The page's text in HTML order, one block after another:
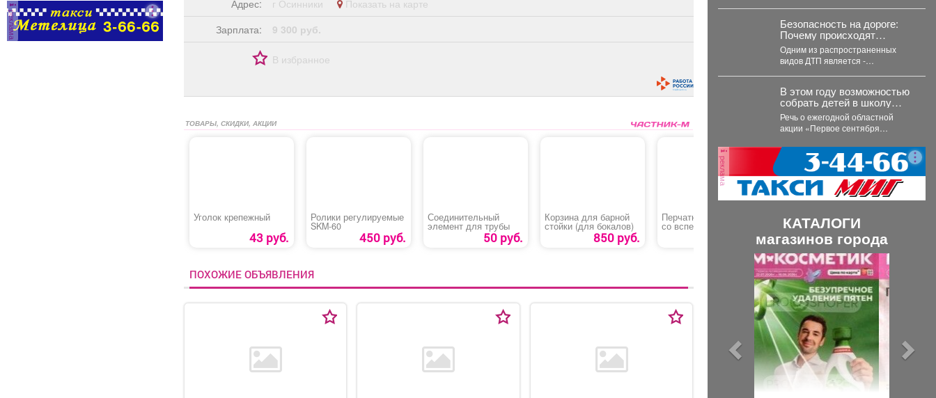
получая
вознаграждение в
размере 10000 рублей
за каждого принятого
реклама
Адрес:
г Осинники
Показать на карте
Зарплата:
9 300 руб.
В избранное
ТОВАРЫ, СКИДКИ, АКЦИИ
Уголок крепежный
43 руб.
Ролики регулируемые
SKM-60
450 руб.
Соединительный
элемент для трубы
50 руб.
Корзина для барной
стойки (для бокалов)
850 руб.
Перчатки нейлоновые
со вспененным
руб
Труба хромированная
600 руб.
ПОХОЖИЕ ОБЪЯВЛЕНИЯ
Кузнецкого до...
Безопасность на дороге:
Почему происходят
столкновения и как их
избежать?
Одним из распространенных
видов ДТП является -
В этом году возможностью
собрать детей в школу
воспользовались 163
малообеспеченные семьи
Междуреченска.
Речь о ежегодной областной
акции «Первое сентября
реклама
КАТАЛОГИ
магазинов города